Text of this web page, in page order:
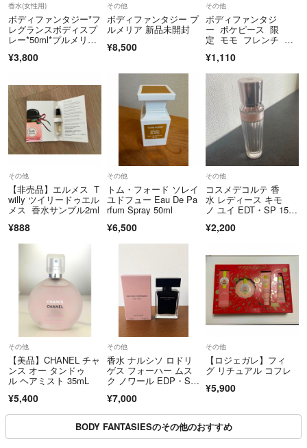
香水(女性用)
ボディファンタジー*フ
レグランスボディスプ
レー*50ml*プルメリア
¥3,800
その他
ボディファンタジー プ
ルメリア 新品未開封
¥8,500
その他
ボディファンタジ
ー ポケピース 限
定 モモ フレンチ ペ
¥1,110
その他
【非売品】エルメス T
willy ツイリードゥエル
メス 香水サンプル2ml
¥888
その他
トム・フォード ソレイ
ユドフュー Eau De Pa
rfum Spray 50ml
¥6,500
その他
コスメデコルテ 香
水 レディース キモ
ノ ユイ EDT・SP 15m
水 フレグランス
¥2,200
その他
【美品】CHANEL チャ
ンス オー タンドゥ
ル ヘアミスト 35mL
¥5,400
その他
香水 ナルシソ ロドリ
ゲス フォーハー ムス
ク ノワール EDP・S
¥7,000
その他
【ロジェガレ】フィ
グ リチュアル コフレ
¥5,900
BODY FANTASIESのその他のおすすめ